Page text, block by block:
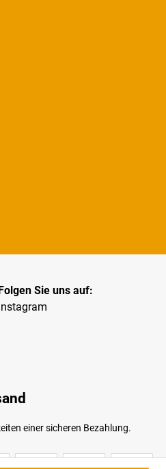
Sie uns auf:
einer sicheren Bezahlung.